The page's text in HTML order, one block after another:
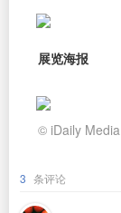
展览海报
© iDaily Media
3 条评论